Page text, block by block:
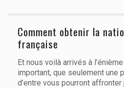
Comment obtenir la
française
Et nous voilà arrivés à
important, que seulement une
d’entre vous pourront affronter